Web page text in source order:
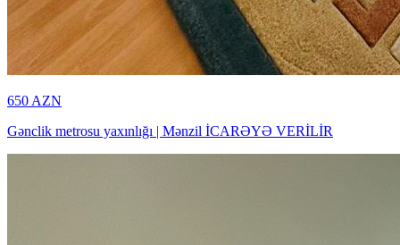
650 AZN
Gənclik metrosu yaxınlığı | Mənzil İCARƏYƏ VERİLİR